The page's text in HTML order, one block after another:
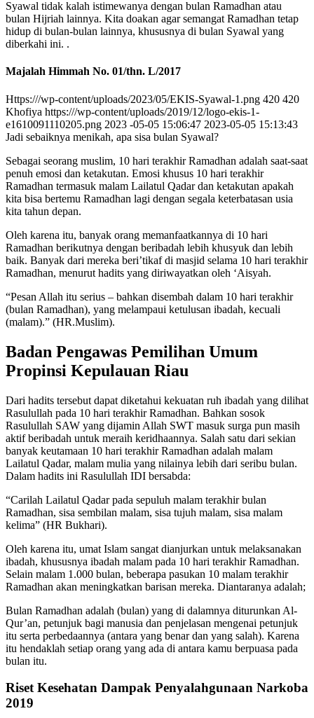
Syawal tidak kalah istimewanya dengan bulan Ramadhan atau
bulan Hijriah lainnya. Kita doakan agar semangat Ramadhan tetap
hidup di bulan-bulan lainnya, khususnya di bulan Syawal yang
diberkahi ini. .
Majalah Himmah No. 01/thn. L/2017
Https:///wp-content/uploads/2023/05/EKIS-Syawal-1.png 420 420
Khofiya https:///wp-content/uploads/2019/12/logo-ekis-1-
e1610091110205.png 2023 -05-05 15:06:47 2023-05-05 15:13:43
Jadi sebaiknya menikah, apa sisa bulan Syawal?
Sebagai seorang muslim, 10 hari terakhir Ramadhan adalah saat-saat
penuh emosi dan ketakutan. Emosi khusus 10 hari terakhir
Ramadhan termasuk malam Lailatul Qadar dan ketakutan apakah
kita bisa bertemu Ramadhan lagi dengan segala keterbatasan usia
kita tahun depan.
Oleh karena itu, banyak orang memanfaatkannya di 10 hari
Ramadhan berikutnya dengan beribadah lebih khusyuk dan lebih
baik. Banyak dari mereka beri’tikaf di masjid selama 10 hari terakhir
Ramadhan, menurut hadits yang diriwayatkan oleh ‘Aisyah.
“Pesan Allah itu serius – bahkan disembah dalam 10 hari terakhir
(bulan Ramadhan), yang melampaui ketulusan ibadah, kecuali
(malam).” (HR.Muslim).
Badan Pengawas Pemilihan Umum
Propinsi Kepulauan Riau
Dari hadits tersebut dapat diketahui kekuatan ruh ibadah yang dilihat
Rasulullah pada 10 hari terakhir Ramadhan. Bahkan sosok
Rasulullah SAW yang dijamin Allah SWT masuk surga pun masih
aktif beribadah untuk meraih keridhaannya. Salah satu dari sekian
banyak keutamaan 10 hari terakhir Ramadhan adalah malam
Lailatul Qadar, malam mulia yang nilainya lebih dari seribu bulan.
Dalam hadits ini Rasulullah IDI bersabda:
“Carilah Lailatul Qadar pada sepuluh malam terakhir bulan
Ramadhan, sisa sembilan malam, sisa tujuh malam, sisa malam
kelima” (HR Bukhari).
Oleh karena itu, umat Islam sangat dianjurkan untuk melaksanakan
ibadah, khususnya ibadah malam pada 10 hari terakhir Ramadhan.
Selain malam 1.000 bulan, beberapa pasukan 10 malam terakhir
Ramadhan akan meningkatkan barisan mereka. Diantaranya adalah;
Bulan Ramadhan adalah (bulan) yang di dalamnya diturunkan Al-
Qur’an, petunjuk bagi manusia dan penjelasan mengenai petunjuk
itu serta perbedaannya (antara yang benar dan yang salah). Karena
itu hendaklah setiap orang yang ada di antara kamu berpuasa pada
bulan itu.
Riset Kesehatan Dampak Penyalahgunaan Narkoba
2019